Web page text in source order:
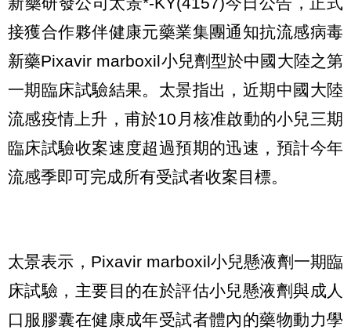
接獲合作夥伴健康元藥業集團通知抗流感病毒
新藥Pixavir marboxil小兒劑型於中國大陸之第
一期臨床試驗結果。太景指出，近期中國大陸
流感疫情上升，甫於10月核准啟動的小兒三期
臨床試驗收案速度超過預期的迅速，預計今年
流感季即可完成所有受試者收案目標。
太景表示，Pixavir marboxil小兒懸液劑一期臨
床試驗，主要目的在於評估小兒懸液劑與成人
口服膠囊在健康成年受試者體內的藥物動力學